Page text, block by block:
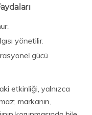
yönetilir.
gücü
etkinliği, yalnızca
markanın,